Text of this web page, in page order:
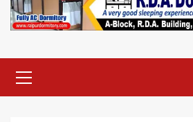
Menu